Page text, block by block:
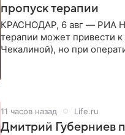
пропуск терапии
КРАСНОДАР, 6 авг — РИА
терапии может привести
Чекалиной), но при
11 часов назад Life.ru
Дмитрий Губерниев